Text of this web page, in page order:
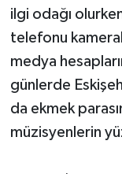
ilgi odağı
telefonu
medya
günlerde
da ekmek
müzisyenlerin